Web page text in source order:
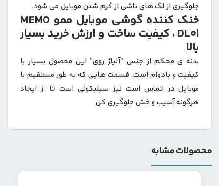
جلوگیری از لگ های ناشی از گرم شدن موبایل می شود.
خنک کننده گوشی موبایل ممو MEMO
DL01 ، کیفیت ساخت و ارزش خرید بسیار
بالا
بدنه ی محکم از جنس “آلیاژ روی” این محصول بسیار با
کیفیت و بادوام است. قسمت هایی که به طور مستقیم با
موبایل در تماس است نیز سیلیکونی است تا از ایجاد
هرگونه آسیب و خش جلوگیری کن
محصولات مشابه